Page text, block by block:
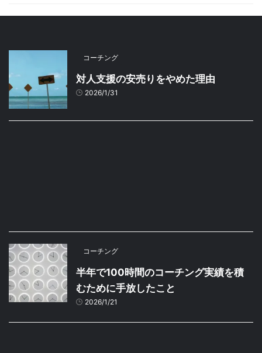
コーチング
対人支援の安売りをやめた理由
2026/1/31
コーチング
半年で100時間のコーチング実績を積
むために手放したこと
2026/1/21